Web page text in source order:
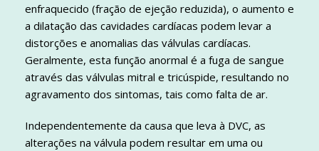
enfraquecido (fração de ejeção reduzida), o aumento e
a dilatação das cavidades cardíacas podem levar a
distorções e anomalias das válvulas cardíacas.
Geralmente, esta função anormal é a fuga de sangue
através das válvulas mitral e tricúspide, resultando no
agravamento dos sintomas, tais como falta de ar.
Independentemente da causa que leva à DVC, as
alterações na válvula podem resultar em uma ou